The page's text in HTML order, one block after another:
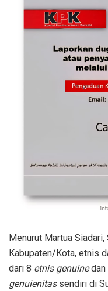
Menurut Martua Siadari,
Kabupaten/Kota, etnis
dari 8 etnis genuinedan
genuienitassendiri di